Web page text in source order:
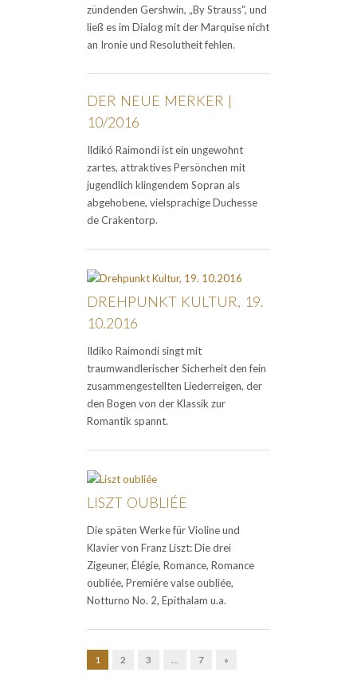
zündenden Gershwin, „By Strauss“, und
ließ es im Dialog mit der Marquise nicht
an Ironie und Resolutheit fehlen.
DER NEUE MERKER |
10/2016
Ildikó Raimondi ist ein ungewohnt
zartes, attraktives Persönchen mit
jugendlich klingendem Sopran als
abgehobene, vielsprachige Duchesse
de Crakentorp.
DREHPUNKT KULTUR, 19.
10.2016
Ildiko Raimondi singt mit
traumwandlerischer Sicherheit den fein
zusammengestellten Liederreigen, der
den Bogen von der Klassik zur
Romantik spannt.
LISZT OUBLIÉE
Die späten Werke für Violine und
Klavier von Franz Liszt: Die drei
Zigeuner, Élégie, Romance, Romance
oubliée, Premiére valse oubliée,
Notturno No. 2, Epithalam u.a.
1 2 3 … 7 »